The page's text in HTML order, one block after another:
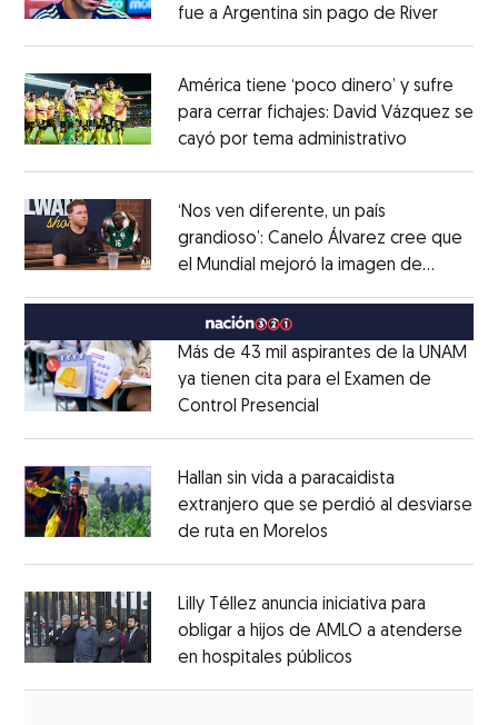
fue a Argentina sin pago de RiverOpens
América tiene ‘poco dinero’ y sufre
para cerrar fichajes: David Vázquez se
cayó por tema administrativo
‘Nos ven diferente, un país
grandioso’: Canelo Álvarez cree que
el Mundial mejoró la imagen de
MéxicoOpens in new window
Más de 43 mil aspirantes de la UNAM
ya tienen cita para el Examen de
Control Presencial
Hallan sin vida a paracaidista
extranjero que se perdió al desviarse
de ruta en Morelos
Lilly Téllez anuncia iniciativa para
obligar a hijos de AMLO a atenderse
en hospitales públicos